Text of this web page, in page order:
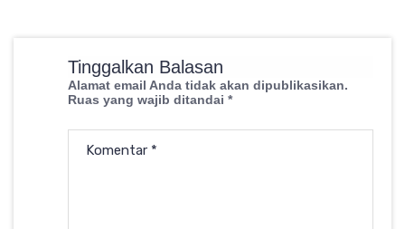
Tinggalkan Balasan
Alamat email Anda tidak akan dipublikasikan.
Ruas yang wajib ditandai *
Komentar *